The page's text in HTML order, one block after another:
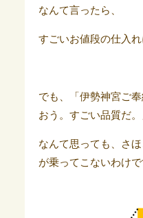
なんて言ったら、
すごいお値段の仕入
でも、「伊勢神宮ご
おう。すごい品質だ。
なんて思っても、さ
が乗ってこないわけで